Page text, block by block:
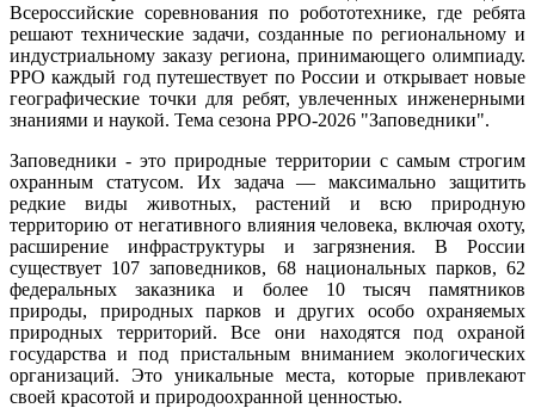
Всероссийские соревнования по робототехнике, где ребята
решают технические задачи, созданные по региональному и
индустриальному заказу региона, принимающего олимпиаду.
РРО каждый год путешествует по России и открывает новые
географические точки для ребят, увлеченных инженерными
знаниями и наукой. Тема сезона РРО-2026 "Заповедники".
Заповедники - это природные территории с самым строгим
охранным статусом. Их задача — максимально защитить
редкие виды животных, растений и всю природную
территорию от негативного влияния человека, включая охоту,
расширение инфраструктуры и загрязнения. В России
существует 107 заповедников, 68 национальных парков, 62
федеральных заказника и более 10 тысяч памятников
природы, природных парков и других особо охраняемых
природных территорий. Все они находятся под охраной
государства и под пристальным вниманием экологических
организаций. Это уникальные места, которые привлекают
своей красотой и природоохранной ценностью.